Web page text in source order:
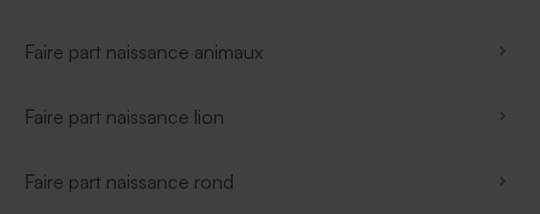
Faire part naissance animaux
Faire part naissance lion
Faire part naissance rond